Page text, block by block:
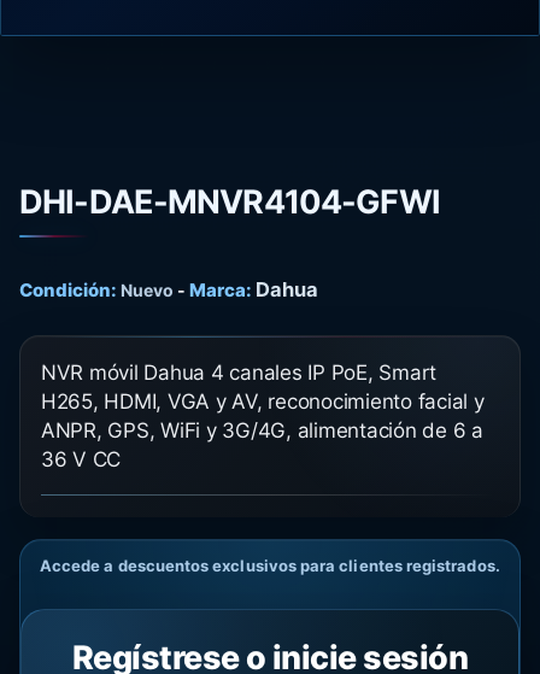
DHI-DAE-MNVR4104-GFWI
Condición: Nuevo - Marca: Dahua
NVR móvil Dahua 4 canales IP PoE, Smart
H265, HDMI, VGA y AV, reconocimiento facial y
ANPR, GPS, WiFi y 3G/4G, alimentación de 6 a
36 V CC
Accede a descuentos exclusivos para clientes registrados.
Regístrese o inicie sesión